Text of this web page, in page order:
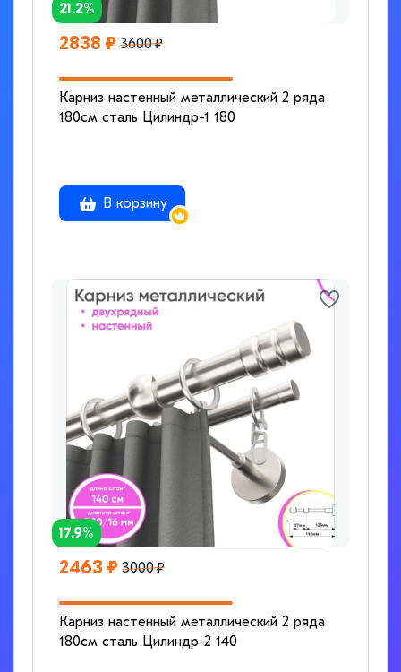
21.2%
2838 ₽ 3600 ₽
Карниз настенный металлический 2 ряда
180см сталь Цилиндр-1 180
В корзину
17.9%
2463 ₽ 3000 ₽
Карниз настенный металлический 2 ряда
180см сталь Цилиндр-2 140